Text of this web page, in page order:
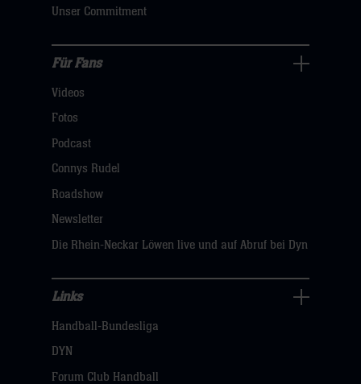
hier
Unser Commitment
Fans
Navigation
öffnen,
dann
hier
Für Fans
Videos
Fotos
Podcast
Connys Rudel
Roadshow
Newsletter
Die Rhein-Neckar Löwen live und auf Abruf bei Dyn
Navigation
öffnen,
dann
Links
Handball-Bundesliga
DYN
Forum Club Handball